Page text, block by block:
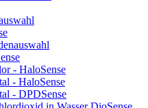
- HaloSense
- HaloSense
- DPDSense